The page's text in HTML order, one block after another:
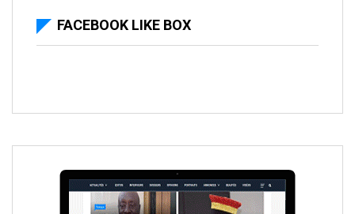
FACEBOOK LIKE BOX